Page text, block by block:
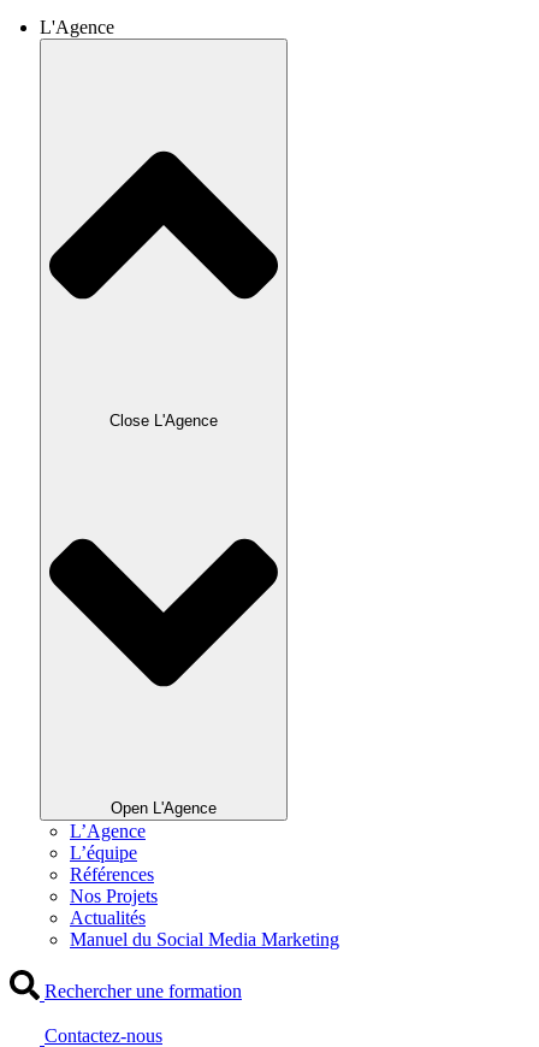
L'Agence
Close L'Agence
Open L'Agence
L’Agence
L’équipe
Références
Nos Projets
Actualités
Manuel du Social Media Marketing
Rechercher une formation
Contactez-nous